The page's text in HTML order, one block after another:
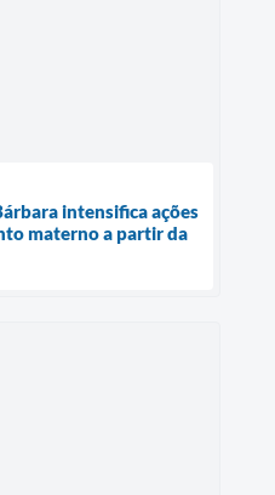
intensifica ações
materno a partir da